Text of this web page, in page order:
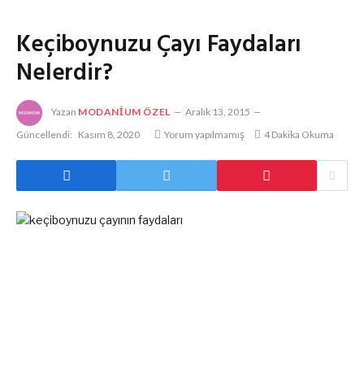
Keçiboynuzu Çayı Faydaları
Nelerdir?
Yazan MODANIUM ÖZEL
Aralık 13, 2015
Güncellendi: Kasım 8, 2020 Yorum yapılmamış 4 Dakika Okuma